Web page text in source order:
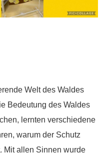
Welt des Waldes
Bedeutung des Waldes
lernten verschiedene
warum der Schutz
Mit allen Sinnen wurde